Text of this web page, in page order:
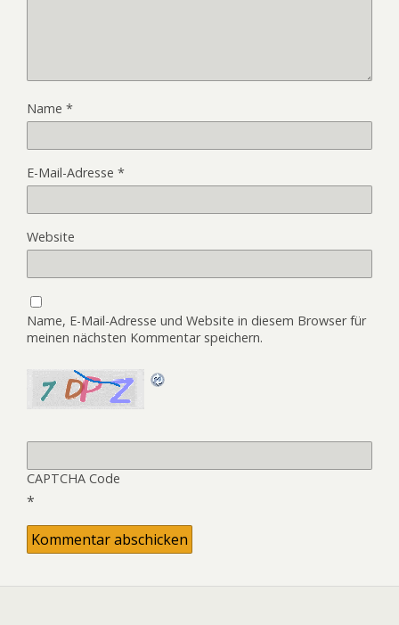
Name *
E-Mail-Adresse *
Website
Name, E-Mail-Adresse und Website in diesem Browser für
meinen nächsten Kommentar speichern.
CAPTCHA Code
*